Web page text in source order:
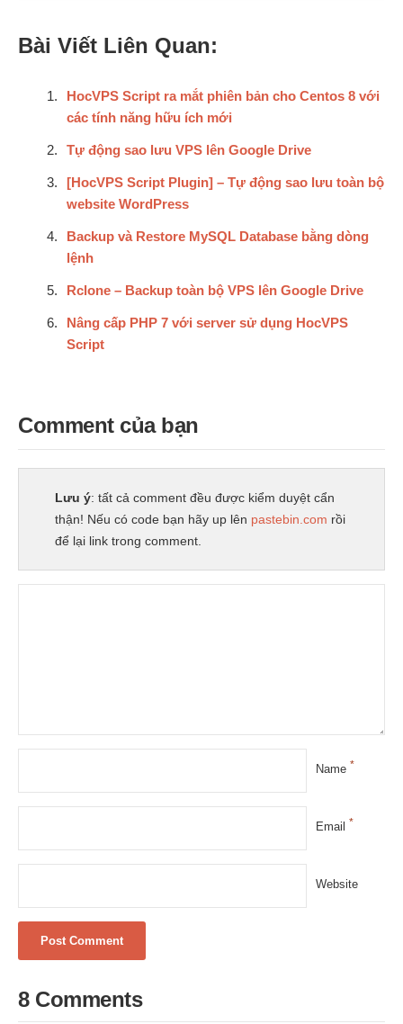
Bài Viết Liên Quan:
HocVPS Script ra mắt phiên bản cho Centos 8 với
các tính năng hữu ích mới
Tự động sao lưu VPS lên Google Drive
[HocVPS Script Plugin] – Tự động sao lưu toàn bộ
website WordPress
Backup và Restore MySQL Database bằng dòng
lệnh
Rclone – Backup toàn bộ VPS lên Google Drive
Nâng cấp PHP 7 với server sử dụng HocVPS
Script
Comment của bạn
Lưu ý: tất cả comment đều được kiểm duyệt cẩn
thận! Nếu có code bạn hãy up lên pastebin.com rồi
để lại link trong comment.
Name *
Email *
Website
8 Comments